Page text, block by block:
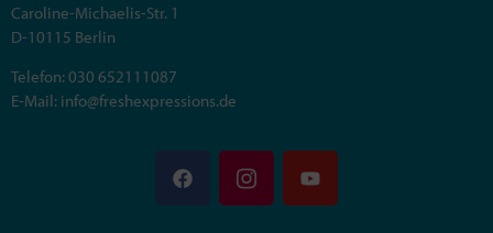
Caroline-Michaelis-Str. 1
D-10115 Berlin
Telefon: 030 652111087
E-Mail: info@freshexpressions.de